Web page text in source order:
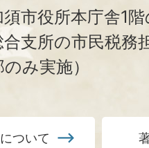
市役所本庁舎1
合支所の市民税務
み実施）
ついて